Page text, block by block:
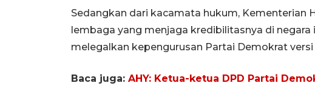
Sedangkan dari kacamata hukum, Kementerian
lembaga yang menjaga kredibilitasnya di
melegalkan kepengurusan Partai Demokrat versi
Baca juga: AHY: Ketua-ketua DPD Partai